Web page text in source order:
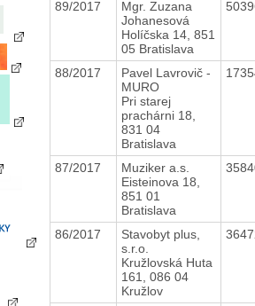
89/2017
Mgr. Zuzana
Johanesová
Holíčska 14, 851
05 Bratislava
88/2017
Pavel Lavrovič -
MURO
Pri starej
prachárni 18,
831 04
Bratislava
87/2017
Muziker a.s.
Eisteinova 18,
851 01
Bratislava
86/2017
Stavobyt plus,
s.r.o.
Kružlovská Huta
161, 086 04
Kružlov